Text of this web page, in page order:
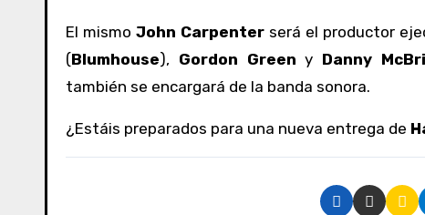
El mismoJohn Carpenter será el productor
(Blumhouse), Gordon Green y Danny
también se encargará de la banda sonora.
¿Estáis preparados para una nueva entrega de